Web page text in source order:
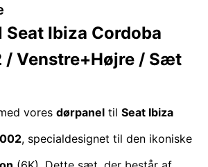
Seat Ibiza Cordoba
Venstre+Højre / Sæt
vores dørpanel til Seat Ibiza
, specialdesignet til den ikoniske